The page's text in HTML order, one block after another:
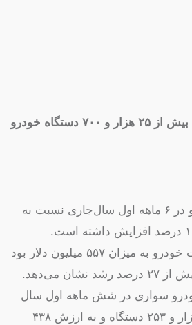
در ۶ ماه نخست امسال بیش از ۲۵ هزار و ۷۰۰ دستگاه خودرو
این تعداد واردات خودرو در ۶ ماهه اول سال‌جاری نسبت به
ارزش این میزان واردات خودرو به میزان ۵۵۷ میلیون دلار بود
می‌دهد.
سواری در شش ماهه اول سال
۱۴۰۳ معادل تعداد ۲۲ هزار و ۲۵۳ دستگاه و به ارزش ۴۳۸